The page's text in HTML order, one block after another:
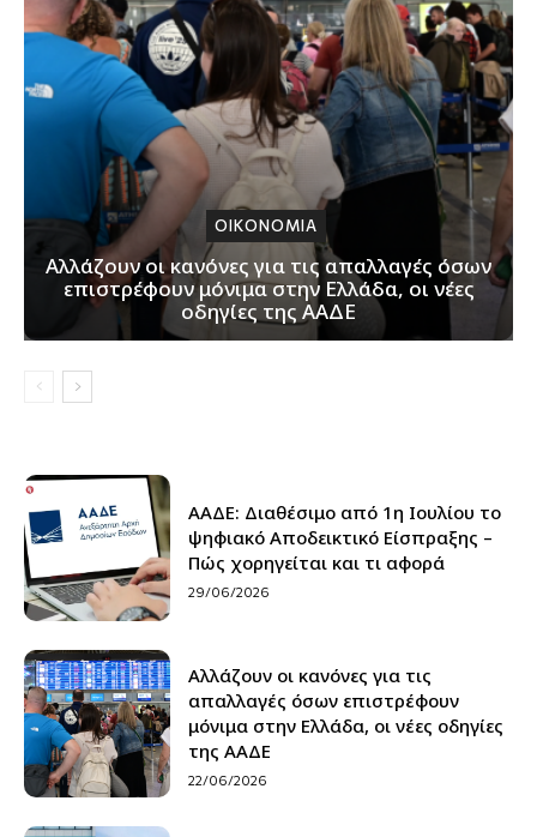
ΟΙΚΟΝΟΜΙΑ
Αλλάζουν οι κανόνες για τις απαλλαγές όσων
επιστρέφουν μόνιμα στην Ελλάδα, οι νέες
οδηγίες της ΑΑΔΕ
ΑΑΔΕ: Διαθέσιμο από 1η Ιουλίου το
ψηφιακό Αποδεικτικό Είσπραξης –
Πώς χορηγείται και τι αφορά
29/06/2026
Αλλάζουν οι κανόνες για τις
απαλλαγές όσων επιστρέφουν
μόνιμα στην Ελλάδα, οι νέες οδηγίες
της ΑΑΔΕ
22/06/2026